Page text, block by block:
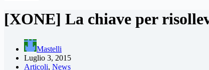
[XONE] La chiave per
Mastelli
Luglio 3, 2015
Articoli, News